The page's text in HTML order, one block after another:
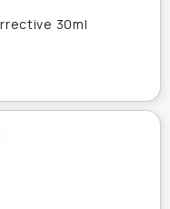
30ml